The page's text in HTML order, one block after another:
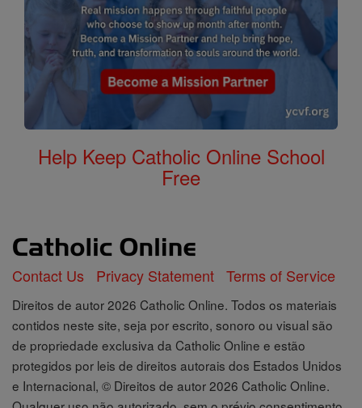
Help Keep Catholic Online School
Free
Contact Us Privacy Statement Terms of Service
Direitos de autor 2026 Catholic Online. Todos os materiais
contidos neste site, seja por escrito, sonoro ou visual são
de propriedade exclusiva da Catholic Online e estão
protegidos por leis de direitos autorais dos Estados Unidos
e Internacional, © Direitos de autor 2026 Catholic Online.